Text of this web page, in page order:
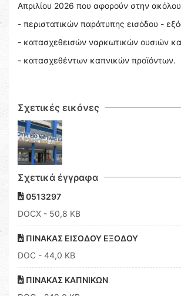
Απριλίου 2026 που αφορούν στην
- περιστατικών παράτυπης εισόδου -
- κατασχεθεισών ναρκωτικών ουσιών
- κατασχεθέντων καπνικών προϊόντων.
Σχετικές εικόνες
Σχετικά έγγραφα
0513297
DOCX - 50,8 KB
ΠΙΝΑΚΑΣ ΕΙΣΟΔΟΥ ΕΞΟΔΟΥ
DOC - 44,0 KB
ΠΙΝΑΚΑΣ ΚΑΠΝΙΚΩΝ